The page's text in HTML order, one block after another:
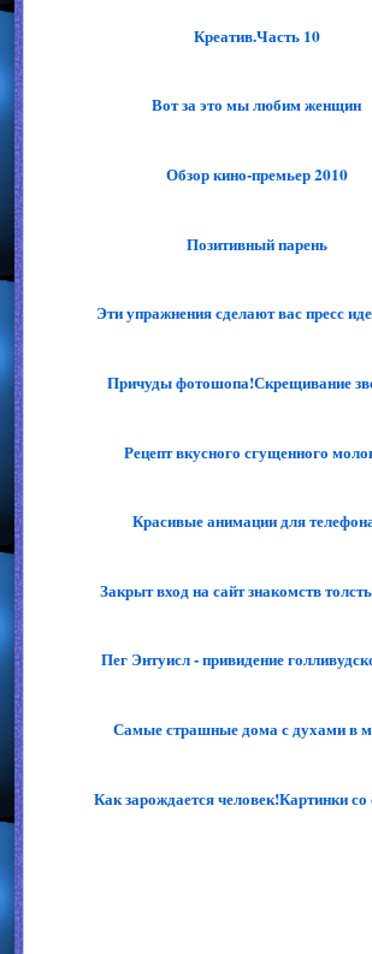
Креатив.Часть 10
Вот за это мы любим женщин
Обзор кино-премьер 2010
Позитивный парень
Эти упражнения сделают вас пресс
Причуды фотошопа!Скрещивание
Рецепт вкусного сгущенного
Красивые анимации для
Закрыт вход на сайт знакомств
Пег Энтуисл - привидение
Самые страшные дома с духами в
Как зарождается человек!Картинки